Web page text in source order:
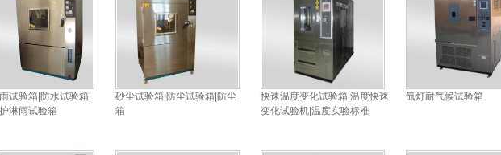
试验箱|防水试验箱|
淋雨试验箱
砂尘试验箱|防尘试验箱|防尘
箱
快速温度变化试验箱|温度快速
变化试验机|温度实验标准
氙灯耐气候试验箱